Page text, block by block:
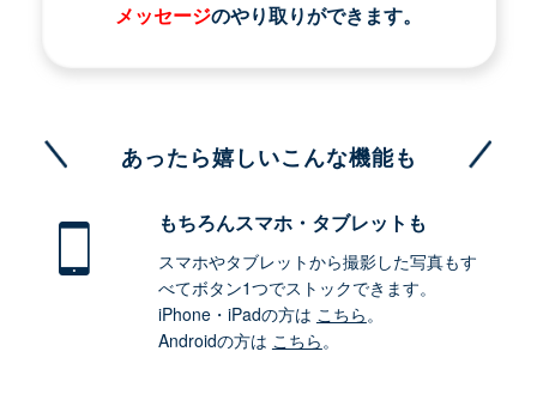
メッセージのやり取りができます。
あったら嬉しいこんな機能も
もちろんスマホ・タブレットも
スマホやタブレットから撮影した写真もす
べてボタン1つでストックできます。
iPhone・iPadの方は こちら。
Androidの方は こちら。